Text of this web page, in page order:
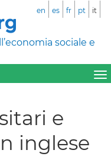
sociale e
en es fr pt it
e
inglese